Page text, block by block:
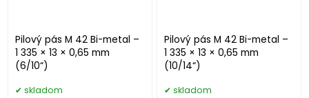
Pilový pás M 42 Bi-metal –
1 335 × 13 × 0,65 mm
(6/10“)
skladom
Pilový pás M 42 Bi-metal –
1 335 × 13 × 0,65 mm
(10/14“)
skladom